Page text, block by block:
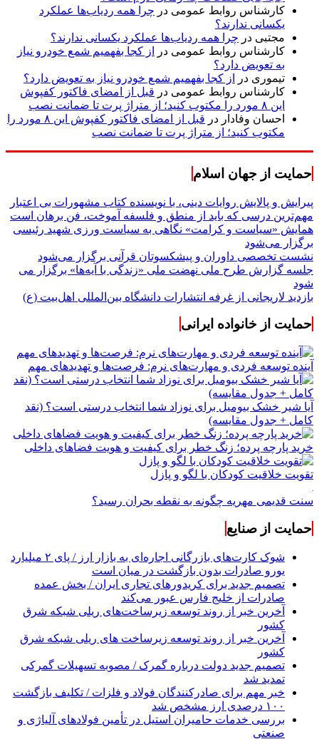
کارشناس روابط عمومی در چرا همه ردیاب‌ها عملکرد
یکسانی ندارند؟
مجتبی در چرا همه ردیاب‌ها عملکرد یکسانی ندارند؟
کارشناس روابط عمومی در
از کجا بفهمیم شمع خودرو نیاز
به تعویض دارد؟
تیموری در
از کجا بفهمیم شمع خودرو نیاز به تعویض دارد؟
کارشناس روابط عمومی در قبل از امضای فاکتور کفپوش
این ۸ مورد را مکتوب کنید؛ از متراژ پرت تا ضمانت نصب
احسان وفادار در
قبل از امضای فاکتور کفپوش این ۸ مورد را
مکتوب کنید؛ از متراژ پرت تا ضمانت نصب
حمایت از جهان اسلام
پیرایش و پالایش روایات دینی، با نویسنده کتاب مشهورات بی اعتبار
مهم‌ترین درسی که باید از منطق و فلسفه آموخت، فن برهان است
همایش «سیاست و کرامت» نگاهی به سیاست ورزی شهید رئیسی
برگزار می‌شود
نشست تخصصی داوران و پیشکسوتان قرآنی برگزار می‌شود
جلسه گزارش طرح ملی نهضت ملی «زندگی با آیه‌ها» برگزار می
شود
بازدید لاریجانی از غرفه انتشارات دانشگاه بین‌المللی اهل‌بیت (ع)
حمایت از خانواده ایرانی
آینده توسعه فردی و مهارت‌های نرم: فرصت‌ها و تهدیدهای مهم
آیا شیر خشک بیومیل برای نوزاد شما انتخاب درستی است؟ (نقد
کامل + جدول مقایسه)
خرید پارچه پرده؛ زنگ خطر برای کیفیت و هویت فضاهای داخلی
تقویت خلاقیت کودکان با لگو و پازل
سنت قدیمی مهریه چگونه به نقطه بحران رسید؟
حمایت از صنایع
شوک کارت‌های بازرگانی اجاره‌ای به بازار ارز / پای ۲ میلیارد
یورو صادرات بدون بازگشت در میان است
تصمیم جدید برای کریدورهای تجاری ایران / بخش عمده
صادرات از خلیج فارس عبور می‌کند
آخرین خبر از روند توسعه زیرساخت‌های ریلی شبکه شرق
کشور
آخرین خبر از روند توسعه زیرساخت های ریلی شبکه شرق
کشور
تصمیم جدید دولت درباره گمرک / مصوبه تسهیلات گمرکی
تمدید شد
خبر مهم برای صادرکنندگان فولاد و فلزات / تکلیف بازگشت
۱۰۰ درصدی ارز مشخص شد
بررسی خدمات حامیران استیل در تأمین فولادهای آلیاژی و
صنعتی